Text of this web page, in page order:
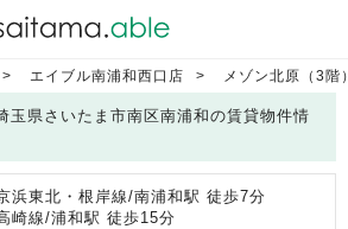
エイブル南浦和西口店 メゾン北原（3階
玉県さいたま市南区南浦和の賃貸物件情
浜東北・根岸線/南浦和駅 徒歩7分
崎線/浦和駅 徒歩15分